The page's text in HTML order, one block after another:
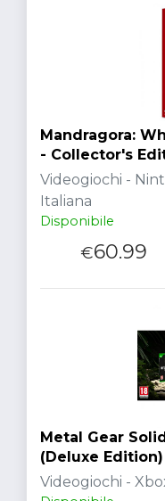
Mandragora:
- Collector's
Videogiochi -
Italiana
Disponibile
€60.99
Metal Gear
(Deluxe Edition)
Videogiochi -